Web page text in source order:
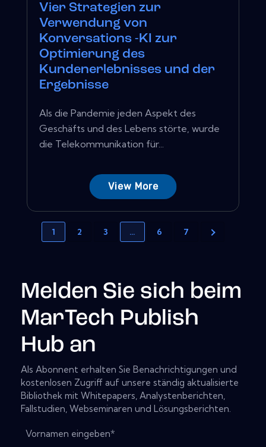
Vier Strategien zur
Verwendung von
Konversations -KI zur
Optimierung des
Kundenerlebnisses und der
Ergebnisse
Als die Pandemie jeden Aspekt des
Geschäfts und des Lebens störte, wurde
die Telekommunikation für...
View More
1 2 3 … 6 7
Melden Sie sich beim
MarTech Publish
Hub an
Als Abonnent erhalten Sie Benachrichtigungen und
kostenlosen Zugriff auf unsere ständig aktualisierte
Bibliothek mit Whitepapers, Analystenberichten,
Fallstudien, Webseminaren und Lösungsberichten.
Vornamen eingeben*